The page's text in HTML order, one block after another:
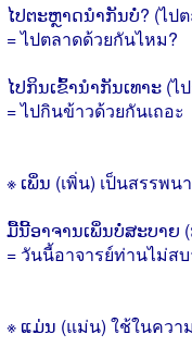
ໄປຕະຫຼາດນຳກັນບໍ່? (ไป
= ไปตลาดด้วยกันไหม?
ໄປກິນເຂົ້ານຳກັນເທາະ (ไ
= ไปกินข้าวด้วยกันเถอะ
※ ເພິ່ນ (เพิ่น) เป็นสรรพ
ມື້ນີ້ອາຈານເພິ່ນບໍ່ສະບາຍ
= วันนี้อาจารย์ท่านไม่ส
※ ແມ່ນ (แม่น) ใช้ในควา